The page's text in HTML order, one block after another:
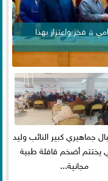
.. فخر واعتزاز بهذا
جماهيري كبير النائب وليد
يختتم أضخم قافلة طبية
مجانية...